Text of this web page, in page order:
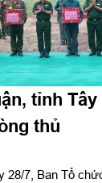
tỉnh
thủ
28/7, Ban Tổ